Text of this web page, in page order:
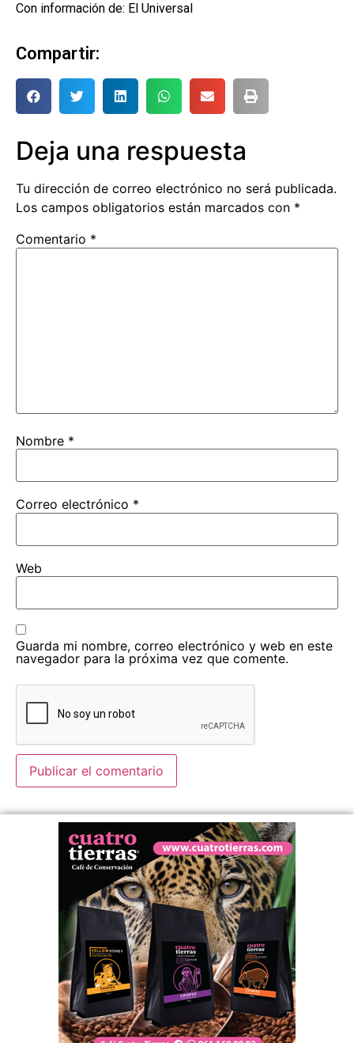
Con información de: El Universal
Compartir:
Deja una respuesta
Tu dirección de correo electrónico no será publicada.
Los campos obligatorios están marcados con *
Comentario *
Nombre *
Correo electrónico *
Web
Guarda mi nombre, correo electrónico y web en este
navegador para la próxima vez que comente.